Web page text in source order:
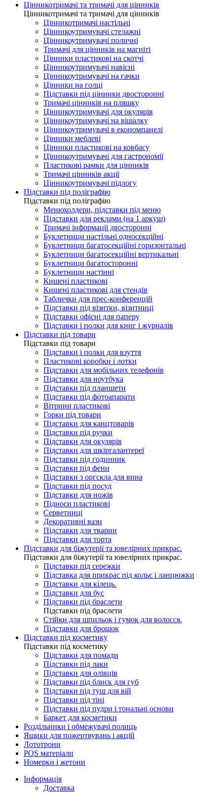
Цінникотримачі та тримачі для цінників
Цінникотримачі та тримачі для цінників
Цінникотримачі настільні
Цінникоутримувачі стелажні
Цінникоутримувачі поличні
Тримачі для цінників на магніті
Цінники пластикові на скотчі
Цінникоутримувачі навісні
Цінникоутримувачі на гачки
Цінники на голці
Підставки під цінники двосторонні
Тримачі цінників на пляшку
Цінникоутримувачі для окулярів
Цінникоутримувачі на вішалку
Цінникоутримувачі в економпанелі
Цінники меблеві
Цінники пластикові на ковбасу
Цінникоутримувачі для гастрономії
Пластикові рамки для цінників
Тримачі цінників акції
Цінникоутримувачі підлогу
Підставки під поліграфію
Підставки під поліграфію
Менюхолдери, підставки під меню
Підставки для реклами (на 1 аркуш)
Тримачі інформації двосторонні
Буклетници настільні односекційні
Буклетници багатосекційні горизонтальні
Буклетници багатосекційні вертикальні
Буклетници багатосторонні
Буклетници настінні
Кишені пластикові
Кишені пластикові для стендів
Таблички для прес-конференцій
Підставки під візитки, візитниці
Підставки офісні для паперу
Підставки і полки для книг і журналів
Підставки під товари
Підставки під товари
Підставки і полки для взуття
Пластикові коробки і лотки
Підставки для мобільних телефонів
Підставки для ноутбука
Підставки під планшети
Підставки під фотоапарати
Вітрини пластикові
Горки під товари
Підставки для канцтоварів
Підставки під ручки
Підставки для окулярів
Підставки для шкіргалантереї
Підставки під годинник
Підставки під фени
Підставки з оргскла для вина
Підставки під посуд
Підставки для ножів
Підноси пластикові
Серветниці
Декоративні вази
Підставки для тварин
Підставки для торта
Підставки для біжутерії та ювелірниx прикрас.
Підставки для біжутерії та ювелірниx прикрас.
Підставки під сережки
Підставка для прикрас під кольє і ланцюжки
Підставки для кілець.
Підставки для бус
Підставки під браслети
Підставки під браслети
Стійки для шпильок і гумок для волосся.
Підставки для брошок
Підставки під косметику
Підставки під косметику
Підставки для помади
Підставки під лаки
Підставки для олівців
Підставки під блиск для губ
Підставки під туш для вій
Підставки під тіні
Підставки під пудри і тональні основи
Баркет для косметики
Роздільники і обмежувачі полиць
Ящики для пожертвувань і акцій
Лототрони
POS матеріали
Номерки і жетони
Інформація
Доставка